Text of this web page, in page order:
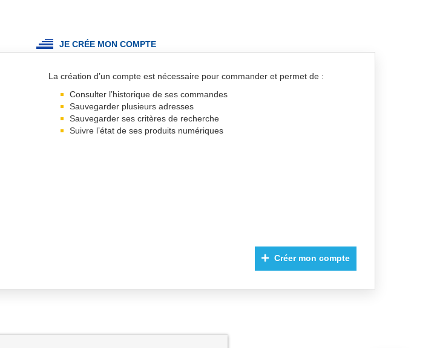
JE CRÉE MON COMPTE
La création d’un compte est nécessaire pour commander et permet de :
Consulter l’historique de ses commandes
Sauvegarder plusieurs adresses
Sauvegarder ses critères de recherche
Suivre l’état de ses produits numériques
Créer mon compte